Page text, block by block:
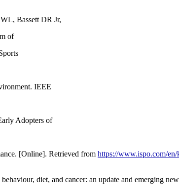
Bassett DR Jr,
of
IEEE
Adopters of
[Online]. Retrieved from https://www.ispo.com/
diet, and cancer: an update and emerging